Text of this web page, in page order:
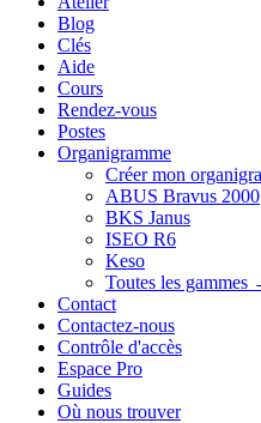
Blog
Clés
Aide
Cours
Rendez-vous
Postes
Organigramme
Créer mon
ABUS Bravus 2000
BKS Janus
ISEO R6
Keso
Toutes les gammes
Contact
Contactez-nous
Contrôle d'accès
Espace Pro
Guides
Où nous trouver